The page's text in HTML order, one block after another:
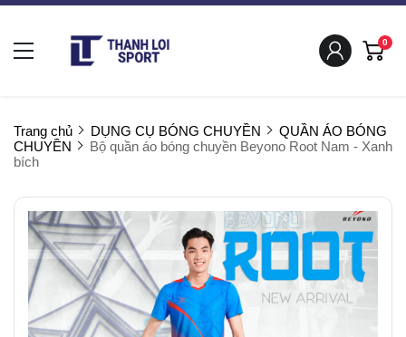
0
Trang chủ DỤNG CỤ BÓNG CHUYỀN
QUẦN ÁO BÓNG
CHUYỀN
Bộ quần áo bóng chuyền Beyono Root Nam - Xanh
bích